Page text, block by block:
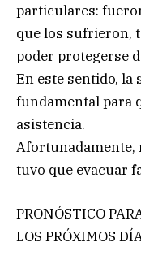
particulares:
que los sufrieron,
poder protegerse
En este sentido, la
fundamental para
asistencia.
Afortunadamente,
tuvo que evacuar
PRONÓSTICO
LOS PRÓXIMOS